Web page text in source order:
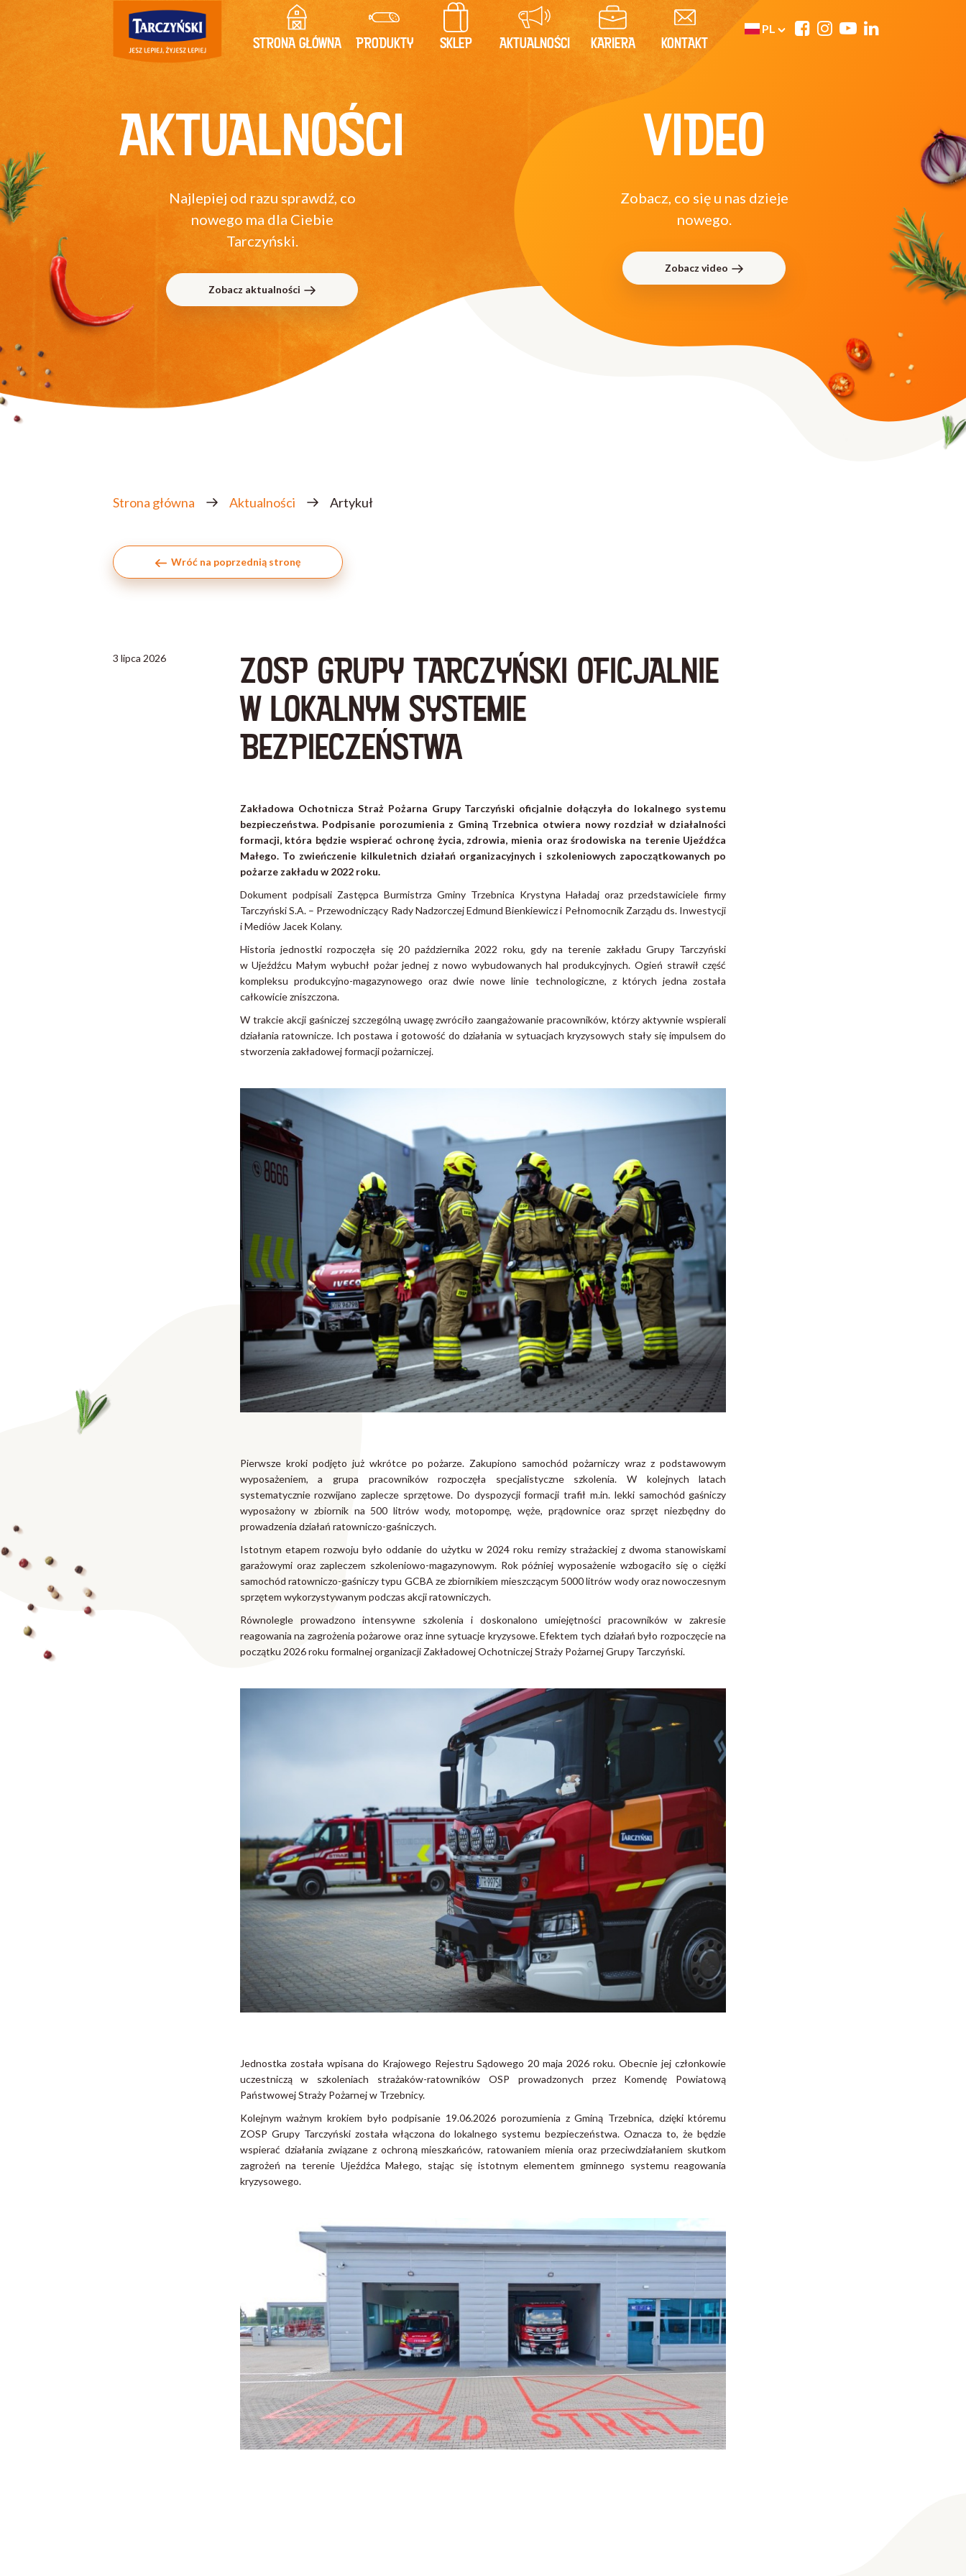
STRONA GŁÓWNA PRODUKTY SKLEP AKTUALNOŚCI KARIERA KONTAKT
PL
AKTUALNOŚCI
Najlepiej od razu sprawdź, co
nowego ma dla Ciebie
Tarczyński.
Zobacz aktualności
VIDEO
Zobacz, co się u nas dzieje
nowego.
Zobacz video
Strona główna Aktualności Artykuł
Wróć na poprzednią stronę
3 lipca 2026
ZOSP GRUPY TARCZYŃSKI OFICJALNIE
W LOKALNYM SYSTEMIE
BEZPIECZEŃSTWA
Zakładowa Ochotnicza Straż Pożarna Grupy Tarczyński oficjalnie dołączyła do lokalnego systemu
bezpieczeństwa. Podpisanie porozumienia z Gminą Trzebnica otwiera nowy rozdział w działalności
formacji, która będzie wspierać ochronę życia, zdrowia, mienia oraz środowiska na terenie Ujeźdźca
Małego. To zwieńczenie kilkuletnich działań organizacyjnych i szkoleniowych zapoczątkowanych po
pożarze zakładu w 2022 roku.
Dokument podpisali Zastępca Burmistrza Gminy Trzebnica Krystyna Haładaj oraz przedstawiciele firmy
Tarczyński S.A. – Przewodniczący Rady Nadzorczej Edmund Bienkiewicz i Pełnomocnik Zarządu ds. Inwestycji
i Mediów Jacek Kolany.
Historia jednostki rozpoczęła się 20 października 2022 roku, gdy na terenie zakładu Grupy Tarczyński
w Ujeźdźcu Małym wybuchł pożar jednej z nowo wybudowanych hal produkcyjnych. Ogień strawił część
kompleksu produkcyjno-magazynowego oraz dwie nowe linie technologiczne, z których jedna została
całkowicie zniszczona.
W trakcie akcji gaśniczej szczególną uwagę zwróciło zaangażowanie pracowników, którzy aktywnie wspierali
działania ratownicze. Ich postawa i gotowość do działania w sytuacjach kryzysowych stały się impulsem do
stworzenia zakładowej formacji pożarniczej.
Pierwsze kroki podjęto już wkrótce po pożarze. Zakupiono samochód pożarniczy wraz z podstawowym
wyposażeniem, a grupa pracowników rozpoczęła specjalistyczne szkolenia. W kolejnych latach
systematycznie rozwijano zaplecze sprzętowe. Do dyspozycji formacji trafił m.in. lekki samochód gaśniczy
wyposażony w zbiornik na 500 litrów wody, motopompę, węże, prądownice oraz sprzęt niezbędny do
prowadzenia działań ratowniczo-gaśniczych.
Istotnym etapem rozwoju było oddanie do użytku w 2024 roku remizy strażackiej z dwoma stanowiskami
garażowymi oraz zapleczem szkoleniowo-magazynowym. Rok później wyposażenie wzbogaciło się o ciężki
samochód ratowniczo-gaśniczy typu GCBA ze zbiornikiem mieszczącym 5000 litrów wody oraz nowoczesnym
sprzętem wykorzystywanym podczas akcji ratowniczych.
Równolegle prowadzono intensywne szkolenia i doskonalono umiejętności pracowników w zakresie
reagowania na zagrożenia pożarowe oraz inne sytuacje kryzysowe. Efektem tych działań było rozpoczęcie na
początku 2026 roku formalnej organizacji Zakładowej Ochotniczej Straży Pożarnej Grupy Tarczyński.
Jednostka została wpisana do Krajowego Rejestru Sądowego 20 maja 2026 roku. Obecnie jej członkowie
uczestniczą w szkoleniach strażaków-ratowników OSP prowadzonych przez Komendę Powiatową
Państwowej Straży Pożarnej w Trzebnicy.
Kolejnym ważnym krokiem było podpisanie 19.06.2026 porozumienia z Gminą Trzebnica, dzięki któremu
ZOSP Grupy Tarczyński została włączona do lokalnego systemu bezpieczeństwa. Oznacza to, że będzie
wspierać działania związane z ochroną mieszkańców, ratowaniem mienia oraz przeciwdziałaniem skutkom
zagrożeń na terenie Ujeźdźca Małego, stając się istotnym elementem gminnego systemu reagowania
kryzysowego.